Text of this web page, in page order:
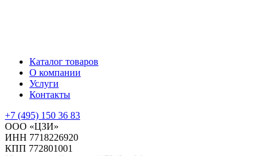
Каталог товаров
О компании
Услуги
Контакты
+7 (495) 150 36 83
ООО «ЦЗИ»
ИНН 7718226920
КПП 772801001